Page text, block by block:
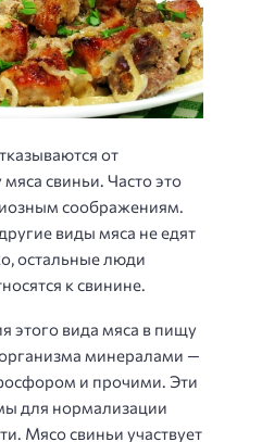
от
свиньи. Часто это
соображениям.
виды мяса не едят
остальные люди
к свинине.
этого вида мяса в пищу
минералами —
и прочими. Эти
для нормализации
Мясо свиньи участвует